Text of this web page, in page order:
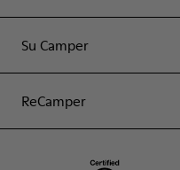
Su Camper
ReCamper